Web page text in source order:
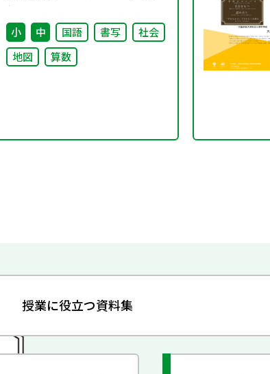
行
小 中 国語 書写
社会
地図
算数
授業に役立つ資料集